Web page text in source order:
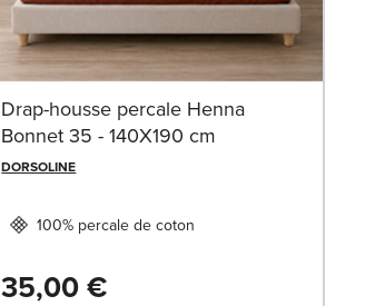
Drap-housse percale Henna
Bonnet 35 - 140X190 cm
DORSOLINE
100% percale de coton
35,00 €